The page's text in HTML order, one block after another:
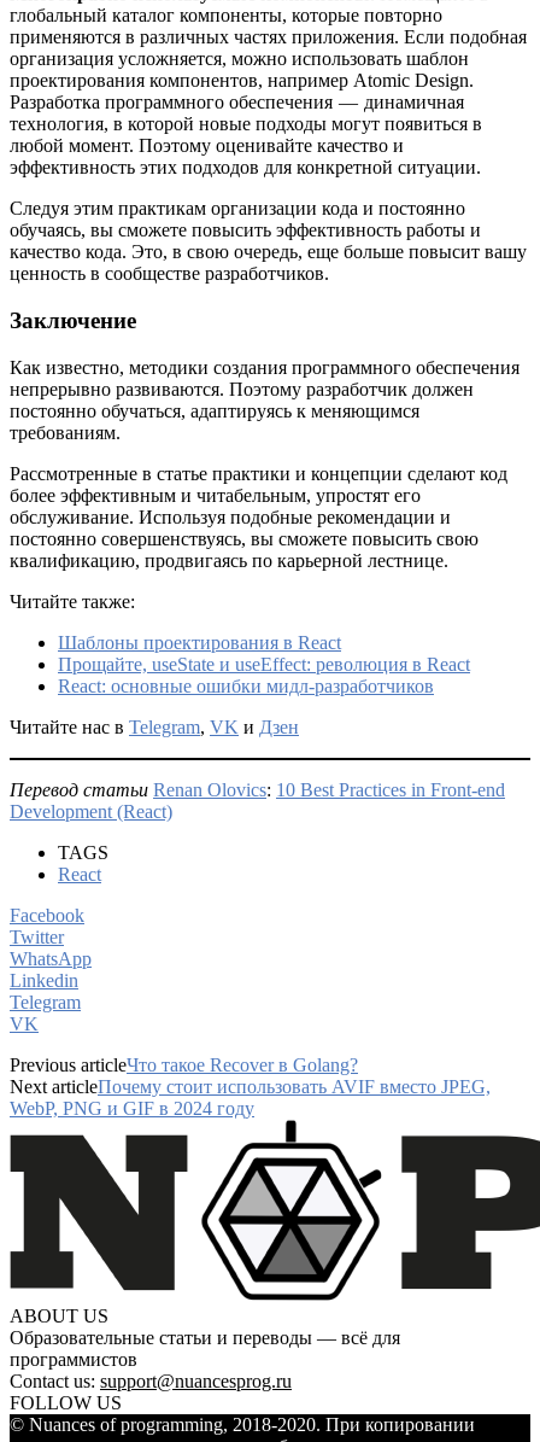
глобальный каталог компоненты, которые повторно
применяются в различных частях приложения. Если подобная
организация усложняется, можно использовать шаблон
проектирования компонентов, например Atomic Design.
Разработка программного обеспечения — динамичная
технология, в которой новые подходы могут появиться в
любой момент. Поэтому оценивайте качество и
эффективность этих подходов для конкретной ситуации.
Следуя этим практикам организации кода и постоянно
обучаясь, вы сможете повысить эффективность работы и
качество кода. Это, в свою очередь, еще больше повысит вашу
ценность в сообществе разработчиков.
Заключение
Как известно, методики создания программного обеспечения
непрерывно развиваются. Поэтому разработчик должен
постоянно обучаться, адаптируясь к меняющимся
требованиям.
Рассмотренные в статье практики и концепции сделают код
более эффективным и читабельным, упростят его
обслуживание. Используя подобные рекомендации и
постоянно совершенствуясь, вы сможете повысить свою
квалификацию, продвигаясь по карьерной лестнице.
Читайте также:
Шаблоны проектирования в React
Прощайте, useState и useEffect: революция в React
React: основные ошибки мидл-разработчиков
Читайте нас в Telegram, VK и Дзен
Перевод статьи Renan Olovics: 10 Best Practices in Front-end
Development (React)
TAGS
React
Facebook
Twitter
WhatsApp
Linkedin
Telegram
VK
Previous articleЧто такое Recover в Golang?
Next articleПочему стоит использовать AVIF вместо JPEG,
WebP, PNG и GIF в 2024 году
ABOUT US
Образовательные статьи и переводы — всё для
программистов
Contact us: support@nuancesprog.ru
FOLLOW US
© Nuances of programming, 2018-2020. При копировании